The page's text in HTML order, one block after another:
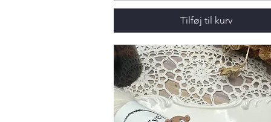
Tilføj til kurv